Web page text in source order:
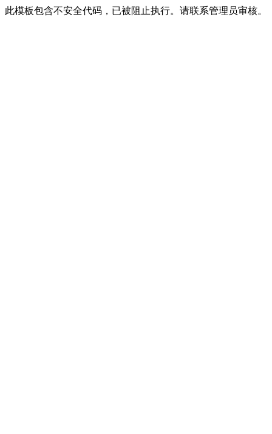
此模板包含不安全代码，已被阻止执行。请联系管理员审核。